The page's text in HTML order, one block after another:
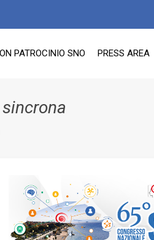
PATROCINIO SNO PRESS AREA